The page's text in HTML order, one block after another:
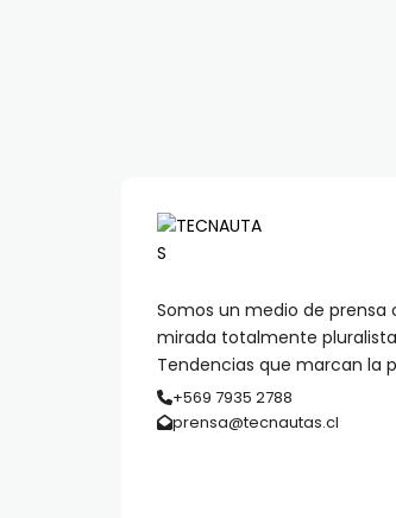
Somos un medio de prensa
mirada totalmente
Tendencias que marcan la
+569 7935 2788
prensa@tecnautas.cl